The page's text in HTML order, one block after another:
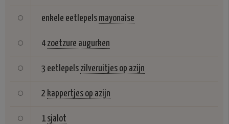
enkele eetlepels mayonaise
4 zoetzure augurken
3 eetlepels zilveruitjes op azijn
2 kappertjes op azijn
1 sjalot